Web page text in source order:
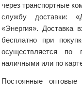
через транспортные
службу доставки:
«Энергия». Доставка
бесплатно при
осуществляется по
наличными или по
Постоянные оптовые